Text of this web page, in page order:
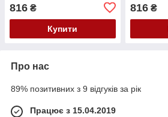
816 ₴
Купити
816₴
Про нас
89% позитивних з 9 відгуків за рік
Працює з 15.04.2019